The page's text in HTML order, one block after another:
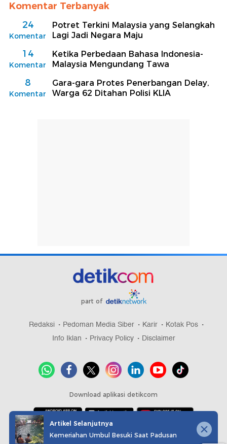
Komentar Terbanyak
24
Komentar
Potret Terkini Malaysia yang Selangkah
Lagi Jadi Negara Maju
14
Komentar
Ketika Perbedaan Bahasa Indonesia-
Malaysia Mengundang Tawa
8
Komentar
Gara-gara Protes Penerbangan Delay,
Warga 62 Ditahan Polisi KLIA
part of
Redaksi Pedoman Media Siber Karir
Kotak Pos
Info Iklan
Privacy Policy Disclaimer
Download aplikasi detikcom
Copyright @ 2026 detikcom, All right reserved
Artikel Selanjutnya
Kemeriahan Umbul Besuki Saat Padusan